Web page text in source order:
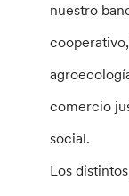
nuestro
comercio
social.
Los distintos